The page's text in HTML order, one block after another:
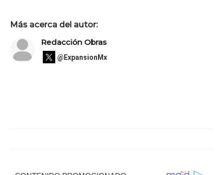
Más acerca del autor:
Redacción Obras
@ExpansionMx